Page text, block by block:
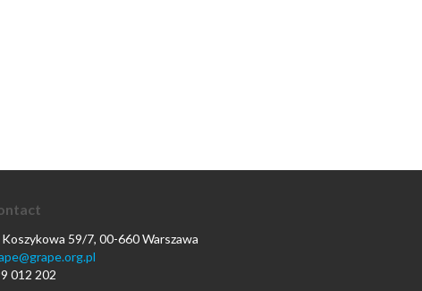
Koszykowa 59/7, 00-660 Warszawa
012 202